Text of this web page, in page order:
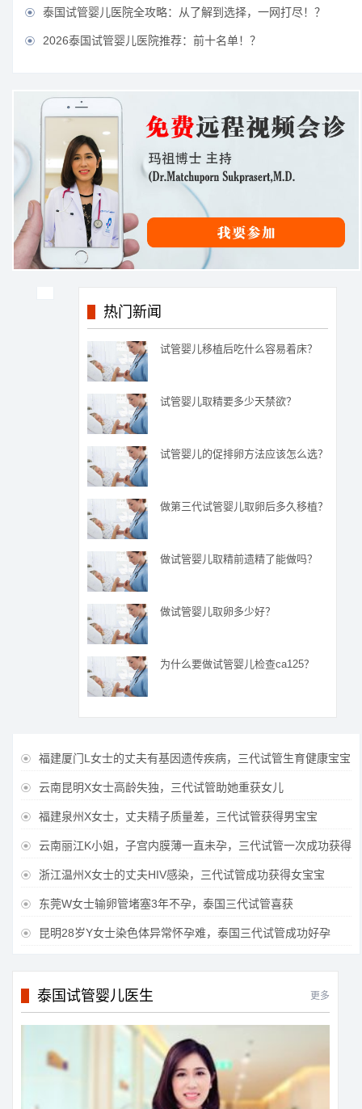
 泰国试管婴儿医院全攻略：从了解到选择，一网打尽！？
 2026泰国试管婴儿医院推荐：前十名单！？
热门新闻
试管婴儿移植后吃什么容易着床？
试管婴儿取精要多少天禁欲？
试管婴儿的促排卵方法应该怎么选？
做第三代试管婴儿取卵后多久移植？
做试管婴儿取精前遗精了能做吗？
做试管婴儿取卵多少好？
为什么要做试管婴儿检查ca125？
 福建厦门L女士的丈夫有基因遗传疾病，三代试管生育健康宝宝
 云南昆明X女士高龄失独，三代试管助她重获女儿
 福建泉州X女士，丈夫精子质量差，三代试管获得男宝宝
 云南丽江K小姐，子宫内膜薄一直未孕，三代试管一次成功获得
 浙江温州X女士的丈夫HIV感染，三代试管成功获得女宝宝
 东莞W女士输卵管堵塞3年不孕，泰国三代试管喜获
 昆明28岁Y女士染色体异常怀孕难，泰国三代试管成功好孕
泰国试管婴儿医生 更多